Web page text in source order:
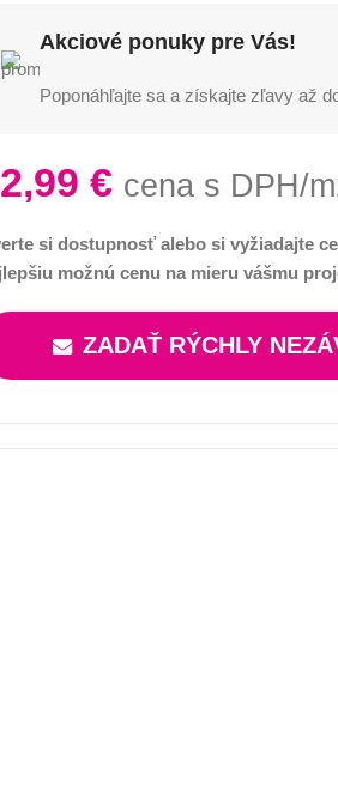
Akciové ponuky pre Vás!
Poponáhľajte sa a získajte zľavy až
€ cena s DPH/
si dostupnosť alebo si vyžiadajte
možnú cenu na mieru vášmu
ZADAŤ RÝCHLY